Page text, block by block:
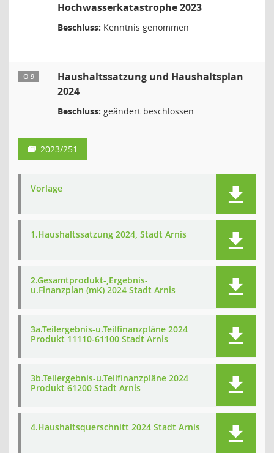
Hochwasserkatastrophe 2023
Beschluss: Kenntnis genommen
Ö 9
Haushaltssatzung und Haushaltsplan
2024
Beschluss: geändert beschlossen
2023/251
Vorlage
1.Haushaltssatzung 2024, Stadt Arnis
2.Gesamtprodukt-,Ergebnis-
u.Finanzplan (mK) 2024 Stadt Arnis
3a.Teilergebnis-u.Teilfinanzpläne 2024
Produkt 11110-61100 Stadt Arnis
3b.Teilergebnis-u.Teilfinanzpläne 2024
Produkt 61200 Stadt Arnis
4.Haushaltsquerschnitt 2024 Stadt Arnis